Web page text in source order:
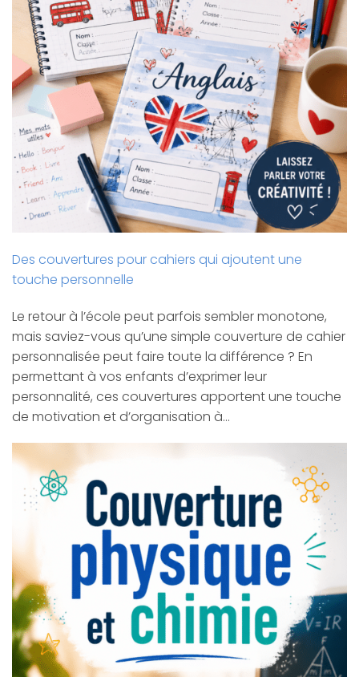
Des couvertures pour cahiers qui ajoutent une
touche personnelle
Le retour à l’école peut parfois sembler monotone,
mais saviez-vous qu’une simple couverture de cahier
personnalisée peut faire toute la différence ? En
permettant à vos enfants d’exprimer leur
personnalité, ces couvertures apportent une touche
de motivation et d’organisation à…